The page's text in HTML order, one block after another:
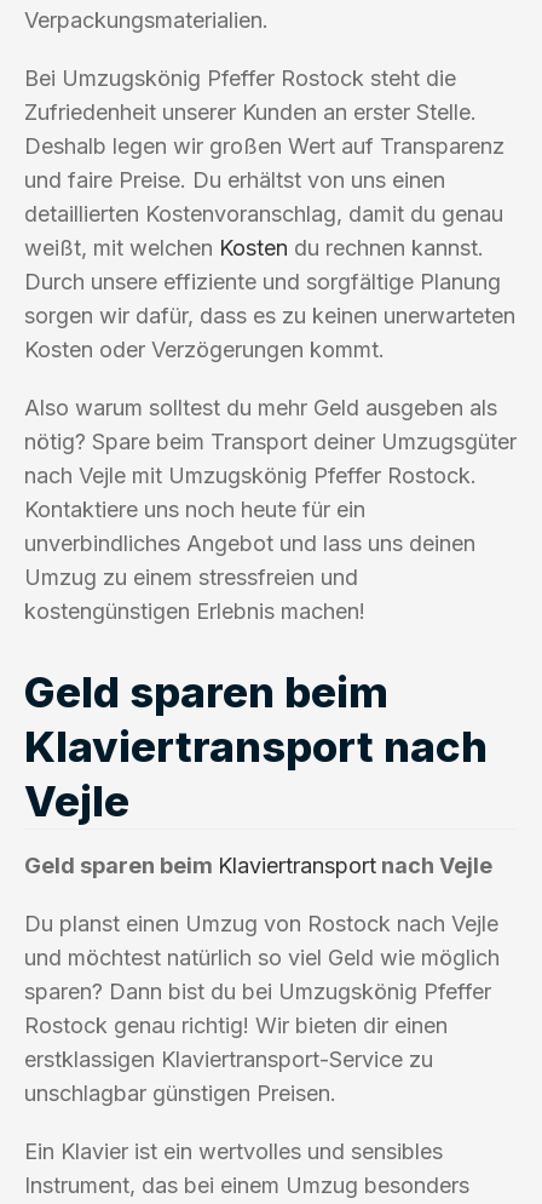
Verpackungsmaterialien.
Bei Umzugskönig Pfeffer Rostock steht die
Zufriedenheit unserer Kunden an erster Stelle.
Deshalb legen wir großen Wert auf Transparenz
und faire Preise. Du erhältst von uns einen
detaillierten Kostenvoranschlag, damit du genau
weißt, mit welchen Kosten du rechnen kannst.
Durch unsere effiziente und sorgfältige Planung
sorgen wir dafür, dass es zu keinen unerwarteten
Kosten oder Verzögerungen kommt.
Also warum solltest du mehr Geld ausgeben als
nötig? Spare beim Transport deiner Umzugsgüter
nach Vejle mit Umzugskönig Pfeffer Rostock.
Kontaktiere uns noch heute für ein
unverbindliches Angebot und lass uns deinen
Umzug zu einem stressfreien und
kostengünstigen Erlebnis machen!
Geld sparen beim
Klaviertransport nach
Vejle
Geld sparen beim Klaviertransport nach Vejle
Du planst einen Umzug von Rostock nach Vejle
und möchtest natürlich so viel Geld wie möglich
sparen? Dann bist du bei Umzugskönig Pfeffer
Rostock genau richtig! Wir bieten dir einen
erstklassigen Klaviertransport-Service zu
unschlagbar günstigen Preisen.
Ein Klavier ist ein wertvolles und sensibles
Instrument, das bei einem Umzug besonders